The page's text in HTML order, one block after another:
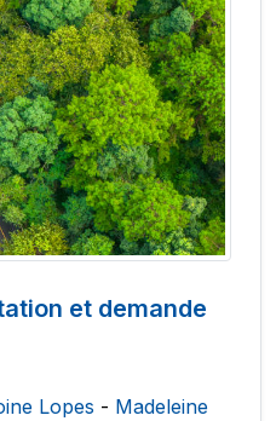
et demande
Lopes - Madeleine